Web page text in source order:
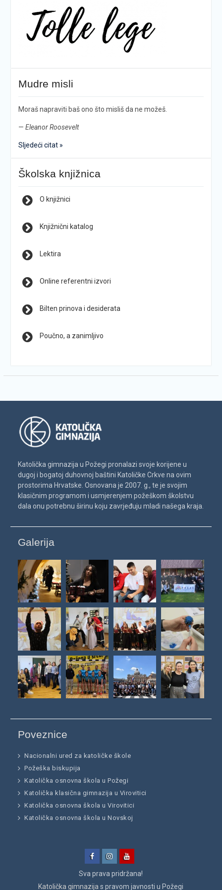
Mudre misli
Moraš napraviti baš ono što misliš da ne možeš.
— Eleanor Roosevelt
Sljedeći citat »
Školska knjižnica
O knjižnici
Knjižnični katalog
Lektira
Online referentni izvori
Bilten prinova i desiderata
Poučno, a zanimljivo
Katolička gimnazija u Požegi pronalazi svoje korijene u
dugoj i bogatoj duhovnoj baštini Katoličke Crkve na ovim
prostorima Hrvatske. Osnovana je 2007. g., te je svojim
klasičnim programom i usmjerenjem požeškom školstvu
dala onu potrebnu širinu koju zavrjeđuju mladi našega kraja.
Galerija
Poveznice
Nacionalni ured za katoličke škole
Požeška biskupija
Katolička osnovna škola u Požegi
Katolička klasična gimnazija u Virovitici
Katolička osnovna škola u Virovitici
Katolička osnovna škola u Novskoj
Sva prava pridržana!
Katolička gimnazija s pravom javnosti u Požegi